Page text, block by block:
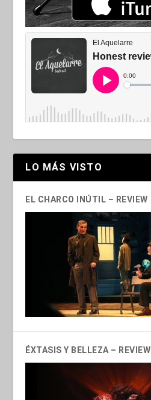
LO MÁS VISTO
EL CHARCO INÚTIL – REVIEW
ÉXTASIS Y BELLEZA – REVIEW